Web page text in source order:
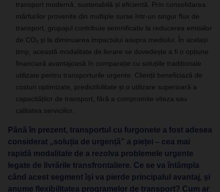
transport modernă, sustenabilă și eficientă. Prin consolidarea
mărfurilor provenite din multiple surse într‑un singur flux de
transport, grupajul contribuie semnificativ la reducerea emisiilor
de CO₂ și la diminuarea impactului asupra mediului. În același
timp, această modalitate de livrare se dovedește a fi o opțiune
financiară avantajoasă în comparație cu soluțiile tradiționale
utilizate pentru transporturile urgente. Clienții beneficiază de
costuri optimizate, predictibilitate și o utilizare superioară a
capacităților de transport, fără a compromite viteza sau
calitatea serviciilor.
Până în prezent, transportul cu furgonete a fost adesea
considerat „soluția de urgență” a pieței – cea mai
rapidă modalitate de a rezolva problemele urgente
legate de livrările transfrontaliere. Ce se va întâmpla
când acest segment își va pierde principalul avantaj, și
anume flexibilitatea programelor de transport? Cum ar